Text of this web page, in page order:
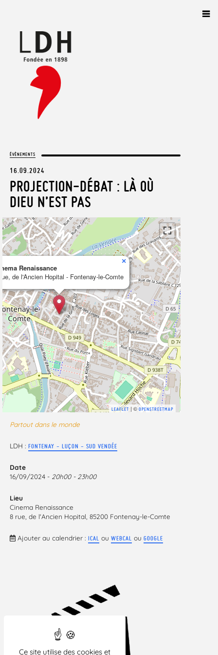
Ce site utilise des cookies et
ÉVÈNEMENTS
16.09.2024
PROJECTION-DÉBAT : LÀ OÙ
DIEU N’EST PAS
Renaissance
de l'Ancien Hopital - Fontenay-le-Comte
×
LEAFLET | ©OPENSTREETMAP
Partout dans le monde
LDH : FONTENAY - LUÇON - SUD VENDÉE
Date
16/09/2024 - 20h00 - 23h00
Lieu
Cinema Renaissance
8 rue, de l'Ancien Hopital, 85200 Fontenay-le-Comte
Ajouter au calendrier : ICAL ou WEBCAL ou GOOGLE